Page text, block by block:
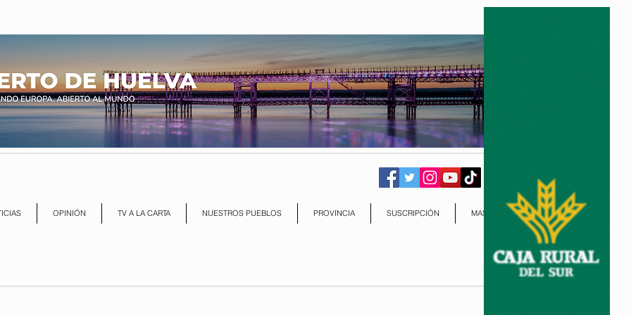
OPINIÓN TV A LA CARTA NUESTROS PUEBLOS PROVINCIA SUSCRIPCIÓN MAS